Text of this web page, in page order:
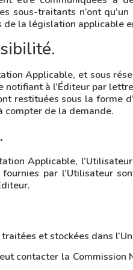
sous-traitants n’ont
la législation applicable
Applicable, et sous
notifiant à l’Éditeur par
restituées sous la forme
compter de la demande.
Applicable,
fournies par l’Utilisateur
et stockées dans
contacter la